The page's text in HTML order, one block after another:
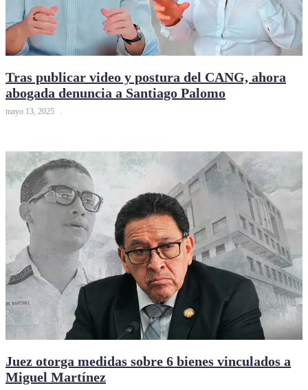
Tras publicar video y postura del CANG, ahora
abogada denuncia a Santiago Palomo
mayo 13, 2025
Juez otorga medidas sobre 6 bienes vinculados a
Miguel Martínez